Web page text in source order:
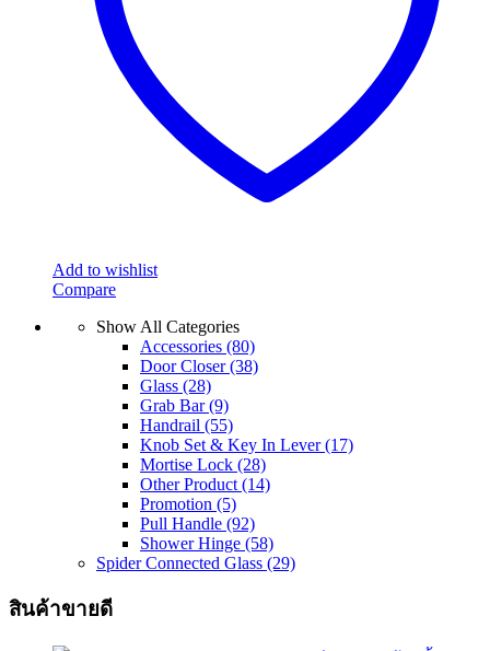
Add to wishlist
Compare
Show All Categories
Accessories (80)
Door Closer(38)
Glass (28)
Grab Bar(9)
Handrail (55)
Knob Set & Key In Lever(17)
Mortise Lock (28)
Other Product (14)
Promotion (5)
Pull Handle (92)
Shower Hinge (58)
Spider Connected Glass (29)
สินค้าขายดี